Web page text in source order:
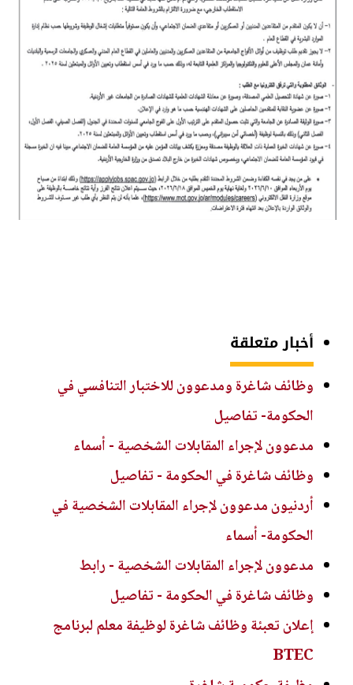
أخبار متعلقة
وظائف شاغرة ومدعوون للاختبار التنافسي في
الحكومة- تفاصيل
مدعوون لإجراء المقابلات الشخصية - أسماء
وظائف شاغرة في الحكومة - تفاصيل
أردنيون مدعوون لإجراء المقابلات الشخصية في
الحكومة- أسماء
مدعوون لإجراء المقابلات الشخصية - رابط
وظائف شاغرة في الحكومة - تفاصيل
إعلان تعبئة وظائف شاغرة لوظيفة معلم لبرنامج
BTEC